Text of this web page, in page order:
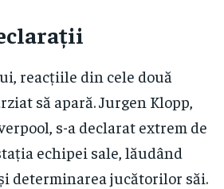
reacțiile din cele două
să apară. Jurgen Klopp,
s-a declarat extrem de
echipei sale, lăudând
determinarea jucătorilor săi.